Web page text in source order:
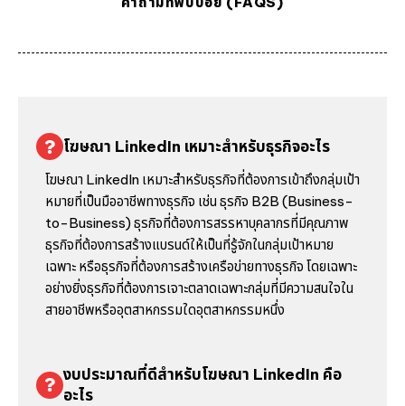
โฆษณา LinkedIn เหมาะสำหรับธุรกิจอะไร
โฆษณา LinkedIn เหมาะสำหรับธุรกิจที่ต้องการเข้าถึงกลุ่มเป้า
หมายที่เป็นมืออาชีพทางธุรกิจ เช่น ธุรกิจ B2B (Business-
to-Business) ธุรกิจที่ต้องการสรรหาบุคลากรที่มีคุณภาพ
ธุรกิจที่ต้องการสร้างแบรนด์ให้เป็นที่รู้จักในกลุ่มเป้าหมาย
เฉพาะ หรือธุรกิจที่ต้องการสร้างเครือข่ายทางธุรกิจ โดยเฉพาะ
อย่างยิ่งธุรกิจที่ต้องการเจาะตลาดเฉพาะกลุ่มที่มีความสนใจใน
สายอาชีพหรืออุตสาหกรรมใดอุตสาหกรรมหนึ่ง
งบประมาณที่ดีสำหรับโฆษณา LinkedIn คือ
อะไร